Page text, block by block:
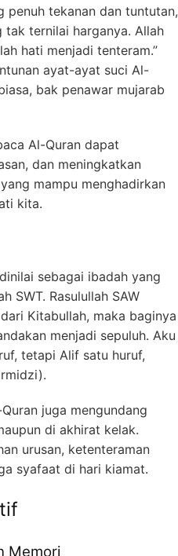
penuh tekanan dan tuntutan,
tak ternilai harganya. Allah
hati menjadi tenteram.”
ayat-ayat suci Al-
bak penawar mujarab
Al-Quran dapat
dan meningkatkan
mampu menghadirkan
kita.
sebagai ibadah yang
SWT. Rasulullah SAW
Kitabullah, maka baginya
menjadi sepuluh. Aku
tetapi Alif satu huruf,
juga mengundang
di akhirat kelak.
urusan, ketenteraman
syafaat di hari kiamat.
Memori